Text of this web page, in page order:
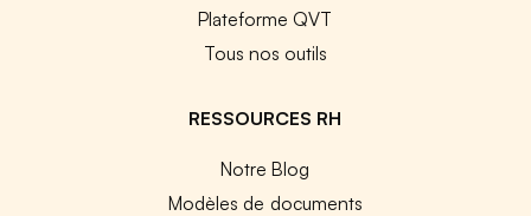
Plateforme QVT
Tous nos outils
RESSOURCES RH
Notre Blog
Modèles de documents